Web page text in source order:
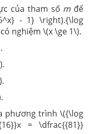
của tham số m để
- 1} \right).{\log
nghiệm \(x \ge 1\).
phương trình \({\log
= \dfrac{{81}}